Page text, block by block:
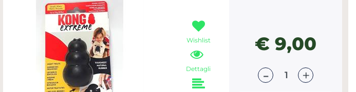
Wishlist
Dettagli
€ 9,00
Quantità